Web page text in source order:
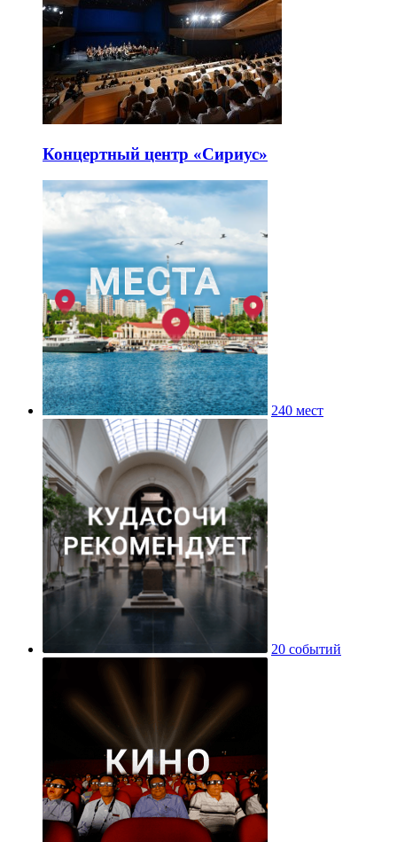
Концертный центр «Сириус»
240 мест
20 событий